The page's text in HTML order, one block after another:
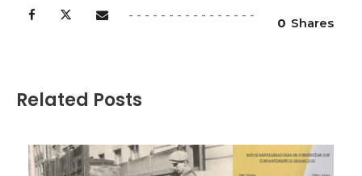
0 Shares
Related Posts